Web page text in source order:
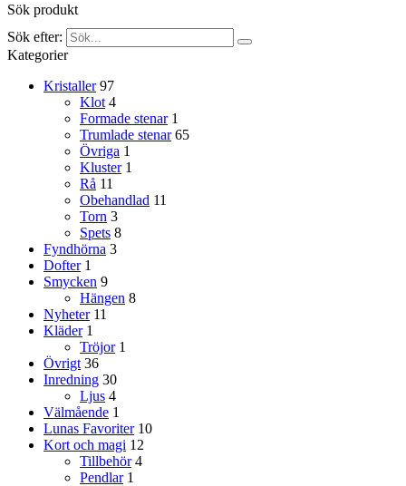
Sök produkt
Sök efter:
Kategorier
Kristaller 97
Klot 4
Formade stenar 1
Trumlade stenar 65
Övriga 1
Kluster 1
Rå 11
Obehandlad 11
Torn 3
Spets 8
Fyndhörna 3
Dofter 1
Smycken 9
Hängen 8
Nyheter 11
Kläder 1
Tröjor 1
Övrigt 36
Inredning 30
Ljus 4
Välmående 1
Lunas Favoriter 10
Kort och magi 12
Tillbehör 4
Pendlar 1